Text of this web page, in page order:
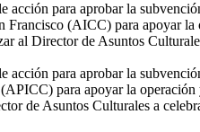
acción para aprobar la
Francisco (AICC) para apoyar
al Director de Asuntos
acción para aprobar la
para apoyar la
de Asuntos Culturales a